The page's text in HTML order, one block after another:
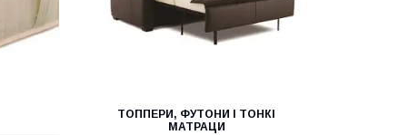
ТОППЕРИ, ФУТОНИ І ТОНКІ
МАТРАЦИ